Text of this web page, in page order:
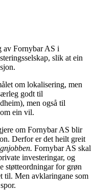
av Fornybar AS i
slik at ein
om lokalisering, men
godt til
men også til
ein vil.
om Fornybar AS blir
Derfor er det heilt greit
Fornybar AS skal
investeringar, og
støtteordningar for grøn
til. Men avklaringane som